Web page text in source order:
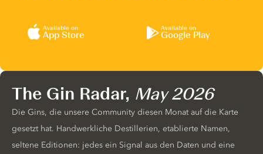
Available on
App Store
Available on
Google Play
The Gin Radar, May 2026
Die Gins, die unsere Community diesen Monat auf die Karte
gesetzt hat. Handwerkliche Destillerien, etablierte Namen,
seltene Editionen: jedes ein Signal aus den Daten und eine